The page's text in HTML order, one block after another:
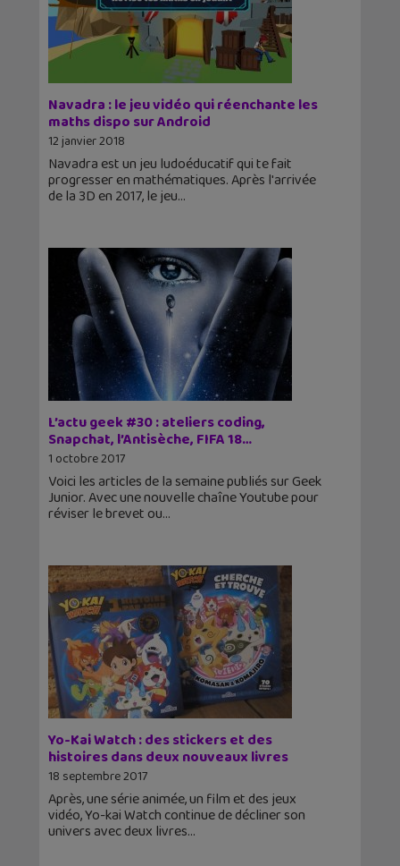
Navadra : le jeu vidéo qui réenchante les
maths dispo sur Android
12 janvier 2018
Navadra est un jeu ludoéducatif qui te fait
progresser en mathématiques. Après l'arrivée
de la 3D en 2017, le jeu
L’actu geek #30 : ateliers coding,
Snapchat, l’Antisèche, FIFA 18…
1 octobre 2017
Voici les articles de la semaine publiés sur Geek
Junior. Avec une nouvelle chaîne Youtube pour
réviser le brevet ou
Yo-Kai Watch : des stickers et des
histoires dans deux nouveaux livres
18 septembre 2017
Après, une série animée, un film et des jeux
vidéo, Yo-kai Watch continue de décliner son
univers avec deux livres